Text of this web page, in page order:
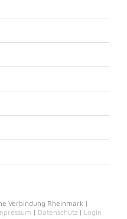
Verbindung Rheinmark |
| Datenschutz | Login